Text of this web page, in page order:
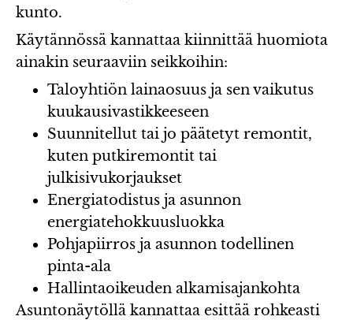
kunto.
Käytännössä kannattaa kiinnittää huomiota
ainakin seuraaviin seikkoihin:
Taloyhtiön lainaosuus ja sen vaikutus
kuukausivastikkeeseen
Suunnitellut tai jo päätetyt remontit,
kuten putkiremontit tai
julkisivukorjaukset
Energiatodistus ja asunnon
energiatehokkuusluokka
Pohjapiirros ja asunnon todellinen
pinta-ala
Hallintaoikeuden alkamisajankohta
Asuntonäytöllä kannattaa esittää rohkeasti